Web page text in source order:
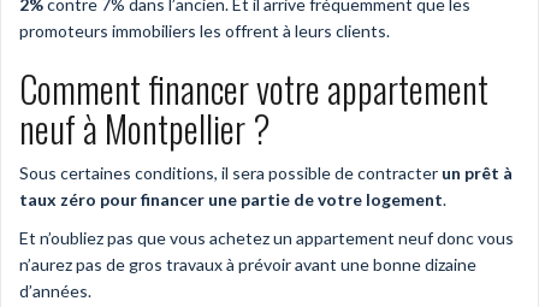
2%contre 7% dans l’ancien. Et il arrive fréquemment que les
promoteurs immobiliers les offrent à leurs clients.
Comment financer votre appartement
neuf à Montpellier ?
Sous certaines conditions, il sera possible de contracter un prêt à
taux zéro pour financer une partie de votre logement.
Et n’oubliez pas que vous achetez un appartement neuf donc vous
n’aurez pas de gros travaux à prévoir avant une bonne dizaine
d’années.